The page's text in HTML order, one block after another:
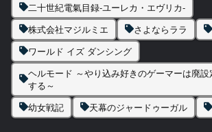
二十世紀電氣目録-ユーレカ・エヴリカ-
株式会社マジルミエ
さよならララ
ワールド イズ ダンシング
ヘルモード ～やり込み好きのゲーマーは廃
する～
幼女戦記
天幕のジャードゥーガル